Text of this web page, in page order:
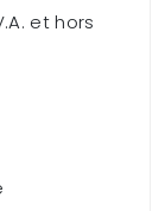
et hors